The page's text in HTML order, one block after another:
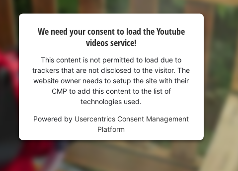
We need your consent to load the Youtube
videos service!
This content is not permitted to load due to
trackers that are not disclosed to the visitor. The
website owner needs to setup the site with their
CMP to add this content to the list of
technologies used.
Powered by Usercentrics Consent Management
Platform